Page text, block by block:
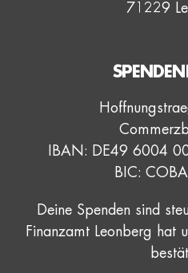
71229
IBAN: DE49 6004
BIC:
Deine Spenden sind
Finanzamt Leonberg hat